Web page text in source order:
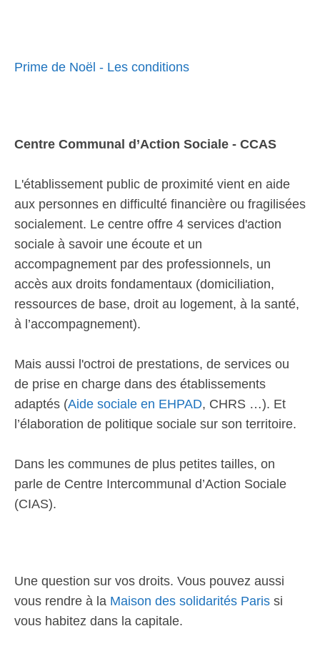
Prime de Noël - Les conditions
Centre Communal d’Action Sociale - CCAS
L'établissement public de proximité vient en aide
aux personnes en difficulté financière ou fragilisées
socialement. Le centre offre 4 services d'action
sociale à savoir une écoute et un
accompagnement par des professionnels, un
accès aux droits fondamentaux (domiciliation,
ressources de base, droit au logement, à la santé,
à l’accompagnement).
Mais aussi l'octroi de prestations, de services ou
de prise en charge dans des établissements
adaptés (Aide sociale en EHPAD, CHRS …). Et
l’élaboration de politique sociale sur son territoire.
Dans les communes de plus petites tailles, on
parle de Centre Intercommunal d’Action Sociale
(CIAS).
Une question sur vos droits. Vous pouvez aussi
vous rendre à la Maison des solidarités Paris si
vous habitez dans la capitale.